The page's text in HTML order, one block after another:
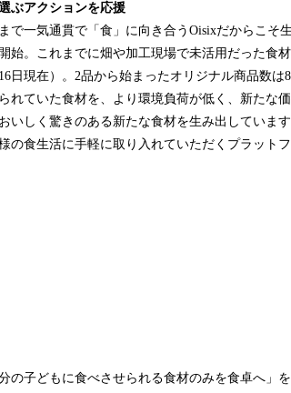
ぶアクションを応援
一気通貫で「食」に向き合うOisixだからこそ生
始。これまでに畑や加工現場で未活用だった食
日現在）。2品から始まったオリジナル商品数は
れていた食材を、より環境負荷が低く、新たな
いしく驚きのある新たな食材を生み出していま
の食生活に手軽に取り入れていただくプラット
の子どもに食べさせられる食材のみを食卓へ」